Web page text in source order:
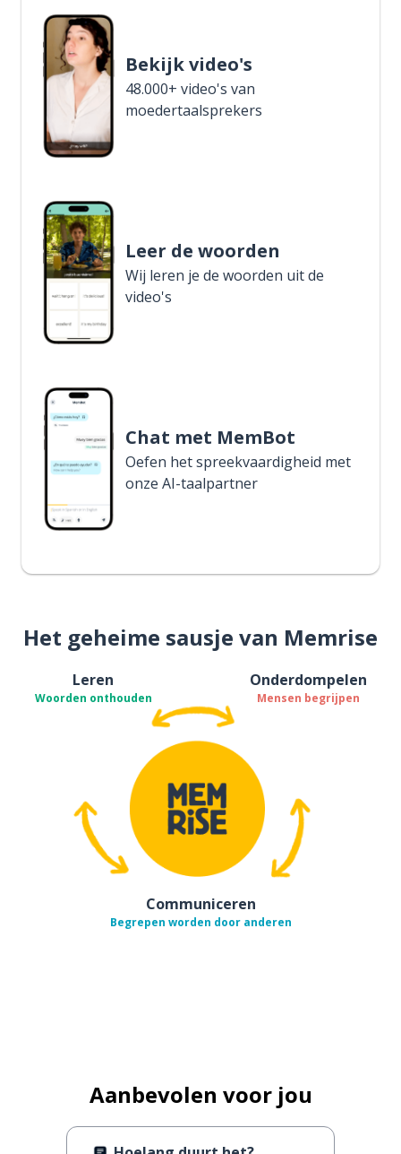
Bekijk video's
48.000+ video's van
moedertaalsprekers
Leer de woorden
Wij leren je de woorden uit de
video's
Chat met MemBot
Oefen het spreekvaardigheid met
onze AI-taalpartner
Het geheime sausje van Memrise
Leren
Woorden onthouden
Onderdompelen
Mensen begrijpen
Communiceren
Begrepen worden door anderen
Aanbevolen voor jou